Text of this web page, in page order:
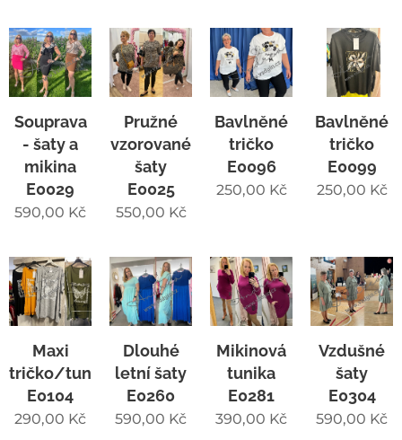
Souprava
- šaty a
mikina
E0029
590,00 Kč
Pružné
vzorované
šaty
E0025
550,00 Kč
Bavlněné
tričko
E0096
250,00 Kč
Bavlněné
tričko
E0099
250,00 Kč
Maxi
tričko/tunika
E0104
290,00 Kč
Dlouhé
letní šaty
E0260
590,00 Kč
Mikinová
tunika
E0281
390,00 Kč
Vzdušné
šaty
E0304
590,00 Kč